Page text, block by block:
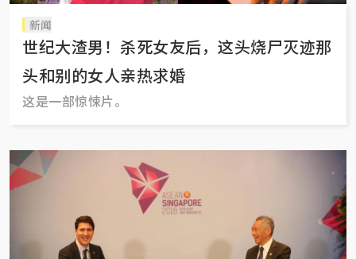
新闻
世纪大渣男！杀死女友后，这头烧尸灭迹那
头和别的女人亲热求婚
这是一部惊悚片。